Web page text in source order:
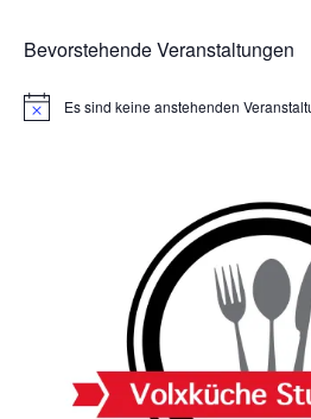
Bevorstehende Veranstaltungen
HinweisEs sind keine anstehenden